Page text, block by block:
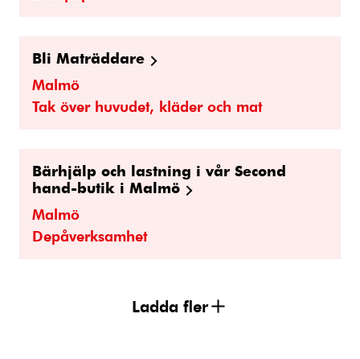
Bli Maträddare
Malmö
Tak över huvudet, kläder och mat
Bärhjälp och lastning i vår Second
hand-butik i Malmö
Malmö
Depåverksamhet
Ladda fler